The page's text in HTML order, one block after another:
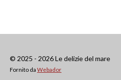
© 2025 - 2026 Le delizie del mare
Fornito da Webador